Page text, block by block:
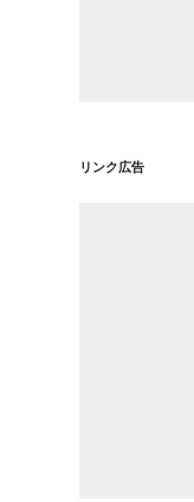
リンク広告